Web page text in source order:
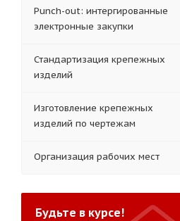
Punch-out: интергированные
электронные закупки
Стандартизация крепежных
изделий
Изготовление крепежных
изделий по чертежам
Организация рабочих мест
Будьте в курсе!